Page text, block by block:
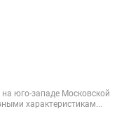
юго-западе Московской
характеристикам...